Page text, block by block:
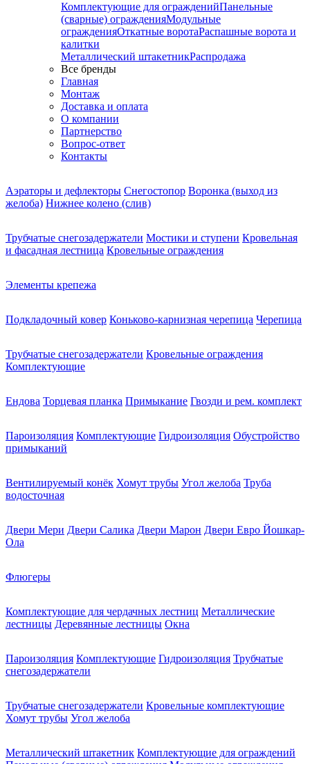
Комплектующие для огражденийПанельные
(сварные) огражденияМодульные
огражденияОткатные воротаРаспашные ворота и
калитки
Металлический штакетникРаспродажа
Все бренды
Главная
Монтаж
Доставка и оплата
О компании
Партнерство
Вопрос-ответ
Контакты
Аэраторы и дефлекторы Снегостопор Воронка (выход из
желоба) Нижнее колено (слив)
Трубчатые снегозадержатели Мостики и ступени Кровельная
и фасадная лестница Кровельные ограждения
Элементы крепежа
Подкладочный ковер Коньково-карнизная черепица Черепица
Трубчатые снегозадержатели Кровельные ограждения
Комплектующие
Ендова Торцевая планка Примыкание Гвозди и рем. комплект
Пароизоляция Комплектующие Гидроизоляция Обустройство
примыканий
Вентилируемый конёк Хомут трубы Угол желоба Труба
водосточная
Двери Мери Двери Салика Двери Марон Двери Евро Йошкар-
Ола
Флюгеры
Комплектующие для чердачных лестниц Металлические
лестницы Деревянные лестницы Окна
Пароизоляция Комплектующие Гидроизоляция Трубчатые
снегозадержатели
Трубчатые снегозадержатели Кровельные комплектующие
Хомут трубы Угол желоба
Металлический штакетник Комплектующие для ограждений